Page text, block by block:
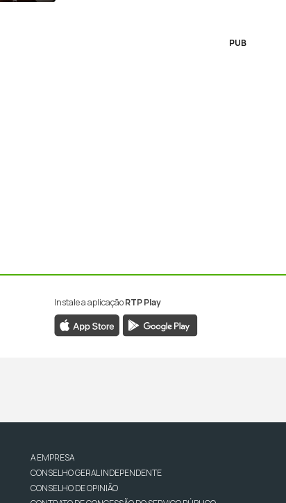
PUB
Instale a aplicaçãoRTP Play
A EMPRESA
CONSELHO GERAL INDEPENDENTE
CONSELHO DE OPINIÃO